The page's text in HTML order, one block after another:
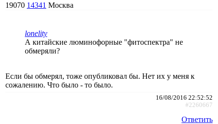
19070 14341 Москва
lonelity
А китайские люминофорные "фитоспектра" не
обмеряли?
Если бы обмерял, тоже опубликовал бы. Нет их у меня к
сожалению. Что было - то было.
16/08/2016 22:52:52
#2260667
Ответить